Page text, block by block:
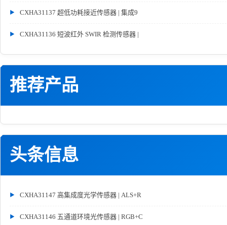
CXHA31137 超低功耗接近传感器 | 集成9
CXHA31136 短波红外 SWIR 检测传感器 |
推荐产品
头条信息
CXHA31147 高集成度光学传感器 | ALS+R
CXHA31146 五通道环境光传感器 | RGB+C